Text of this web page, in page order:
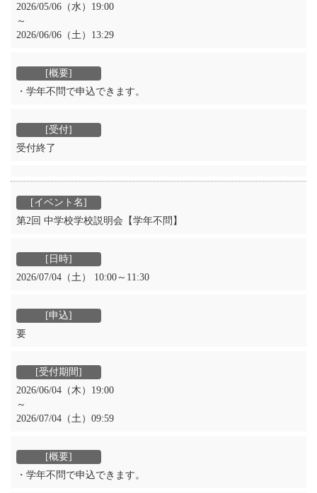
2026/05/06（水）19:00
～
2026/06/06（土）13:29
・学年不問で申込できます。
受付終了
第2回 中学校学校説明会【学年不問】
2026/07/04（土） 10:00～11:30
要
2026/06/04（木）19:00
～
2026/07/04（土）09:59
・学年不問で申込できます。